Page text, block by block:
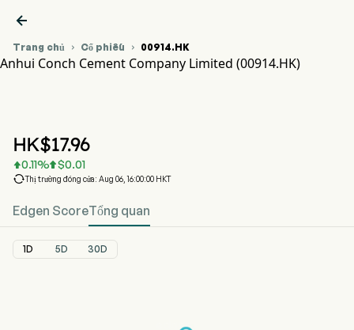

Trang chủ  Cổ phiếu  00914.HK
Anhui Conch Cement Company Limited (00914.HK)
HK$17.96
0.11% $0.01
Thị trường đóng cửa: Aug 06, 16:00:00 HKT
Edgen ScoreTổng quan
1D 5D 30D